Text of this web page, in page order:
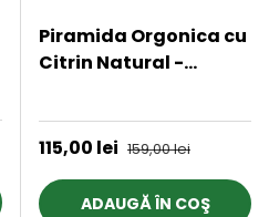
Piramida Orgonica cu
Citrin Natural -
Pozitiva si Claritate
Mentala
Preț de vânzare
115,00 lei Preț obișnuit
159,00 lei
ADAUGĂ ÎN COŞ